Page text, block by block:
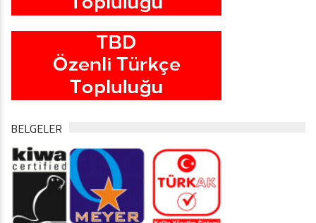
BELGELER